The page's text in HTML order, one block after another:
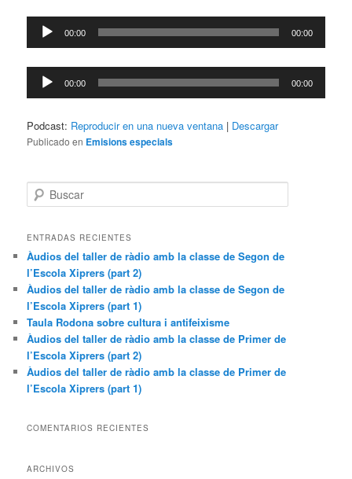
Reproductor
00:00 00:00
Reproductor
00:00 00:00
Podcast: Reproducir en una nueva ventana | Descargar
Publicado en Emisions especials
u
c
a
r
ENTRADAS RECIENTES
Àudios del taller de ràdio amb la classe de Segon de
l’Escola Xiprers (part 2)
Àudios del taller de ràdio amb la classe de Segon de
l’Escola Xiprers (part 1)
Taula Rodona sobre cultura i antifeixisme
Àudios del taller de ràdio amb la classe de Primer de
l’Escola Xiprers (part 2)
Àudios del taller de ràdio amb la classe de Primer de
l’Escola Xiprers (part 1)
COMENTARIOS RECIENTES
ARCHIVOS